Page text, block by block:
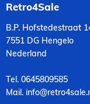
Retro4Sale
B.P. Hofstedestraat
7551 DG Hengelo
Nederland
Tel. 0645809585
Mail.